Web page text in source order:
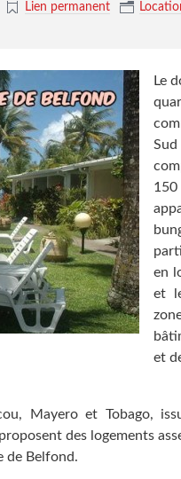
Lien permanent
Le
en
et
et
Mayero et Tobago,
des logements
de Belfond.